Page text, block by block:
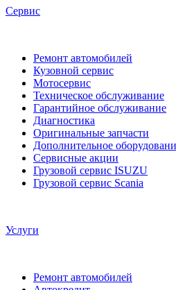
Кузовной сервис
Мотосервис
Техническое обслуживание
Гарантийное обслуживание
Диагностика
Оригинальные запчасти
Дополнительное оборудование
Сервисные акции
Грузовой сервис ISUZU
Грузовой сервис Scania
Автокредит